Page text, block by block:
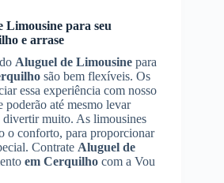
Limousine para seu
e arrase
Aluguel de Limousine para
são bem flexíveis. Os
essa experiência com nosso
poderão até mesmo levar
divertir muito. As limousines
o conforto, para proporcionar
Contrate Aluguel de
em Cerquilho com a Vou